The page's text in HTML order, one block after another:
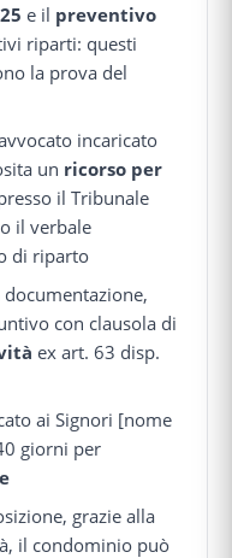
e il preventivo
riparti: questi
la prova del
incaricato
un ricorso per
il Tribunale
il verbale
di riparto
con clausola di
ex art. 63 disp.
ai Signori [nome
giorni per
grazie alla
il condominio può